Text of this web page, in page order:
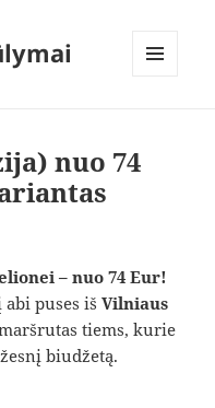
nuo 74
– nuo 74 Eur!
abi puses išVilniaus
tiems, kurie
biudžetą.